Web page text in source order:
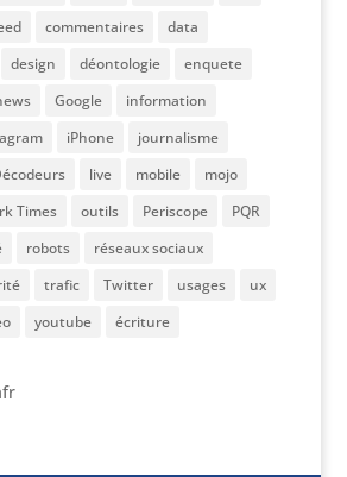
commentaires
data
design déontologie
enquete
Google
information
iPhone
journalisme
live mobile
mojo
Times outils Periscope
PQR
robots
réseaux sociaux
trafic Twitter usages
ux
youtube écriture